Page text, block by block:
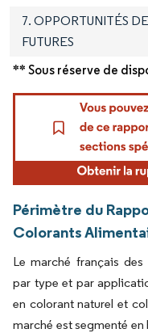
7. OPPORTUNITÉS
FUTURES
** Sous réserve de
Périmètre du
Colorants
Le marché français
par type et par
en colorant naturel et
marché est segmenté